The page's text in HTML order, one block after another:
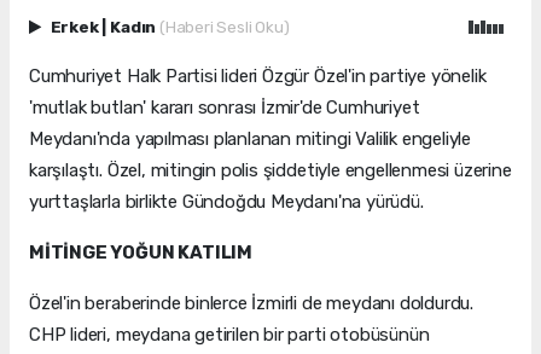
Erkek Kadın (Haberi Sesli Oku)
Cumhuriyet Halk Partisi lideri Özgür Özel'in partiye yönelik
'mutlak butlan' kararı sonrası İzmir'de Cumhuriyet
Meydanı'nda yapılması planlanan mitingi Valilik engeliyle
karşılaştı. Özel, mitingin polis şiddetiyle engellenmesi üzerine
yurttaşlarla birlikte Gündoğdu Meydanı'na yürüdü.
MİTİNGE YOĞUN KATILIM
Özel'in beraberinde binlerce İzmirli de meydanı doldurdu.
CHP lideri, meydana getirilen bir parti otobüsünün